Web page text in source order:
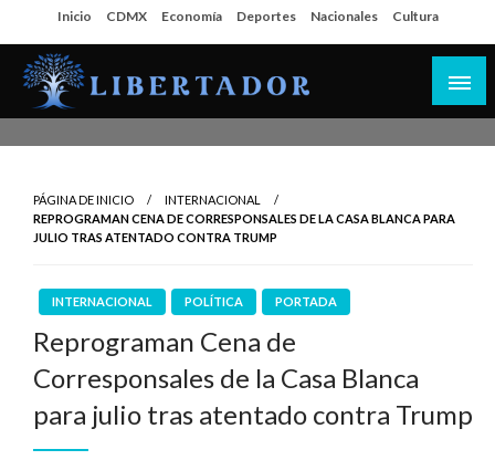
al
contenido
Inicio CDMX Economía Deportes Nacionales Cultura
PÁGINA DE INICIO
INTERNACIONAL
REPROGRAMAN CENA DE CORRESPONSALES DE LA CASA BLANCA PARA
JULIO TRAS ATENTADO CONTRA TRUMP
INTERNACIONAL POLÍTICA PORTADA
Reprograman Cena de
Corresponsales de la Casa Blanca
para julio tras atentado contra Trump